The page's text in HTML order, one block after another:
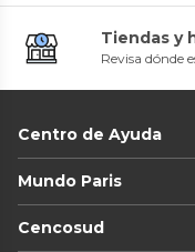
Tiendas y
Revisa dónde
Centro de Ayuda
Mundo Paris
Cencosud